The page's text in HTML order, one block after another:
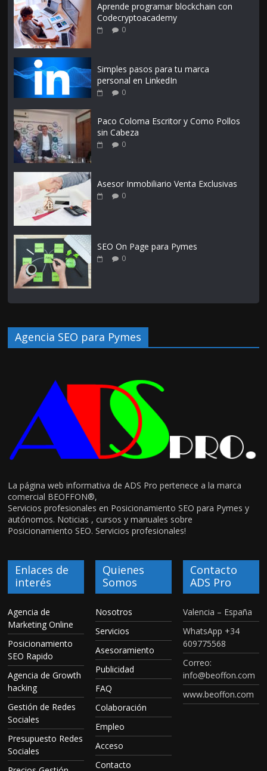
Aprende programar blockchain con
Codecryptoacademy
0
Simples pasos para tu marca
personal en LinkedIn
0
Paco Coloma Escritor y Como Pollos
sin Cabeza
0
Asesor Inmobiliario Venta Exclusivas
0
SEO On Page para Pymes
0
Agencia SEO para Pymes
La página web informativa de ADS Pro pertenece a la marca
comercial BEOFFON®,
Servicios profesionales en Posicionamiento SEO para Pymes y
autónomos. Noticias , cursos y manuales sobre
Posicionamiento SEO. Servicios profesionales!
Enlaces de
interés
Agencia de
Marketing Online
Posicionamiento
SEO Rapido
Agencia de Growth
hacking
Gestión de Redes
Sociales
Presupuesto Redes
Sociales
Quienes
Somos
Nosotros
Servicios
Asesoramiento
Publicidad
FAQ
Colaboración
Empleo
Acceso
Contacto
Contacto
ADS Pro
Valencia – España
WhatsApp +34
609775568
Correo:
info@beoffon.com
www.beoffon.com